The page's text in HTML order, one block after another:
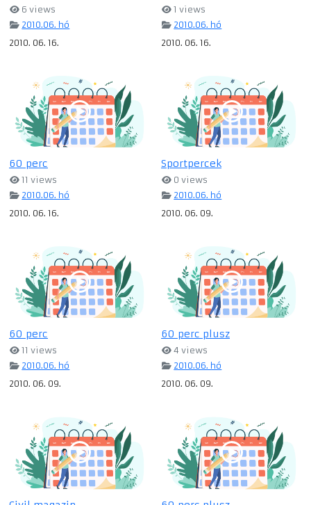
6 views
2010.06. hó
2010. 06. 16.
1 views
2010.06. hó
2010. 06. 16.
60 perc
11 views
2010.06. hó
2010. 06. 16.
Sportpercek
0 views
2010.06. hó
2010. 06. 09.
60 perc
11 views
2010.06. hó
2010. 06. 09.
60 perc plusz
4 views
2010.06. hó
2010. 06. 09.